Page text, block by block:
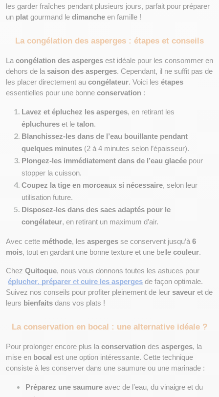
les garder fraîches pendant plusieurs jours, parfait pour préparer
un plat gourmand le dimanche en famille !
La congélation des asperges : étapes et conseils
La congélation des asperges est idéale pour les consommer en
dehors de la saison des asperges. Cependant, il ne suffit pas de
les placer directement au congélateur. Voici les étapes
essentielles pour une bonne conservation :
Lavez et épluchez les asperges
épluchures et le talon.
Blanchissez-les dans de l’eau bouillante pendant
quelques minutes (2 à 4 minutes selon l’épaisseur).
Plongez-les immédiatement dans de l’eau glacée pour
stopper la cuisson.
Coupez la tige en morceaux si nécessaire, selon leur
utilisation future.
Disposez-les dans des sacs adaptés pour le
congélateur, en retirant un maximum d’air.
Avec cette méthode, les asperges se conservent jusqu’à 6
mois, tout en gardant une bonne texture et une belle couleur.
Chez Quitoque, nous vous donnons toutes les astuces pour
éplucher, préparer et cuire les asperges de façon optimale.
Suivez nos conseils pour profiter pleinement de leur saveur et de
leurs bienfaits dans vos plats !
La conservation en bocal : une alternative idéale ?
Pour prolonger encore plus la conservation des asperges, la
mise en bocal est une option intéressante. Cette technique
consiste à les conserver dans une saumure ou une marinade :
Préparez une saumure avec de l’eau, du vinaigre et du